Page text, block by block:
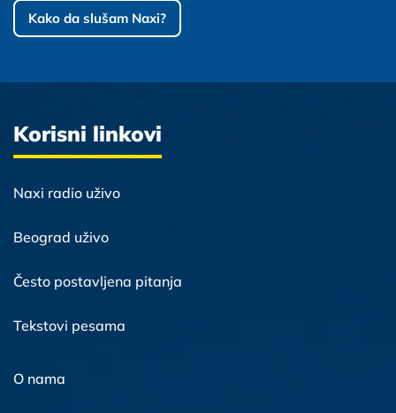
Kako da slušam Naxi?
Korisni linkovi
Naxi radio uživo
Beograd uživo
Često postavljena pitanja
Tekstovi pesama
O nama